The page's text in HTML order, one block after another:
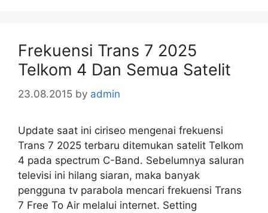
Frekuensi Trans 7 2025
Telkom 4 Dan Semua Satelit
23.08.2015 by admin
Update saat ini ciriseo mengenai frekuensi
Trans 7 2025 terbaru ditemukan satelit Telkom
4 pada spectrum C-Band. Sebelumnya saluran
televisi ini hilang siaran, maka banyak
pengguna tv parabola mencari frekuensi Trans
7 Free To Air melalui internet. Setting